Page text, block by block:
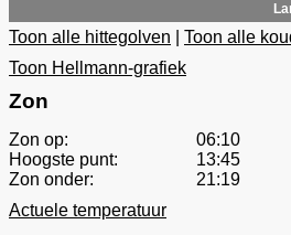
Toon alle hittegolven
Toon alle
Toon Hellmann-grafiek
Zon
Zon op:
06:10
Hoogste punt:
13:45
Zon onder:
21:19
Actuele temperatuur